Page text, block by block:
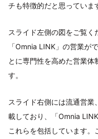
チも特徴的だと思っていま
スライド左側の図をご覧く
「Omnia LINK」の営業が
とに専門性を高めた営業体
す。
スライド右側には流通営
載しており、「Omnia
これらを包括しています